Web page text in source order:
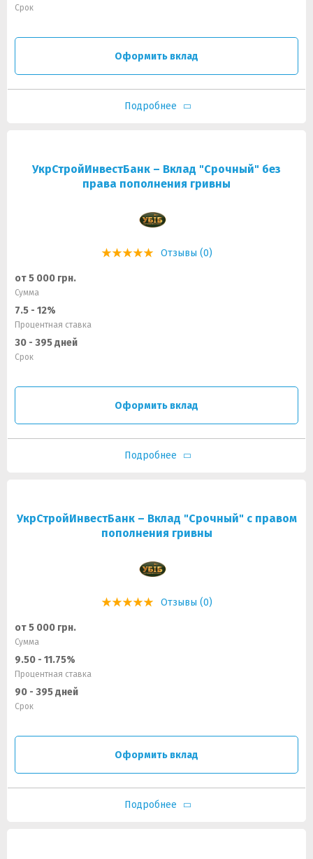
Срок
Оформить вклад
Подробнее
УкрСтройИнвестБанк – Вклад "Срочный" без
права пополнения гривны
Отзывы (0)
от 5 000 грн.
Сумма
7.5 - 12%
Процентная ставка
30 - 395 дней
Срок
Оформить вклад
Подробнее
УкрСтройИнвестБанк – Вклад "Срочный" с правом
пополнения гривны
Отзывы (0)
от 5 000 грн.
Сумма
9.50 - 11.75%
Процентная ставка
90 - 395 дней
Срок
Оформить вклад
Подробнее